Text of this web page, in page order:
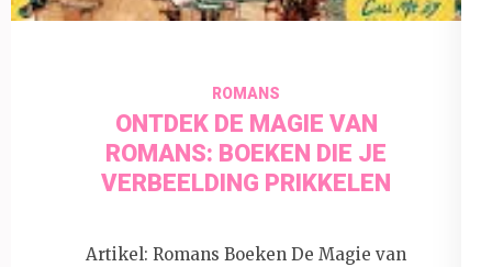
ROMANS
ONTDEK DE MAGIE VAN
ROMANS: BOEKEN DIE JE
VERBEELDING PRIKKELEN
Artikel: Romans Boeken De Magie van